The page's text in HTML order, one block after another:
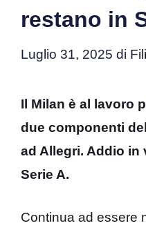
restano in
Luglio 31, 2025 di
Il Milan è al lavoro
due componenti
ad Allegri. Addio in
Serie A.
Continua ad essere